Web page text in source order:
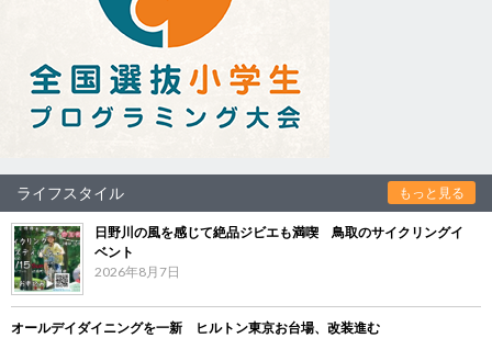
ライフスタイル もっと見る
日野川の風を感じて絶品ジビエも満喫 鳥取のサイクリングイ
ベント
2026年8月7日
オールデイダイニングを一新 ヒルトン東京お台場、改装進む